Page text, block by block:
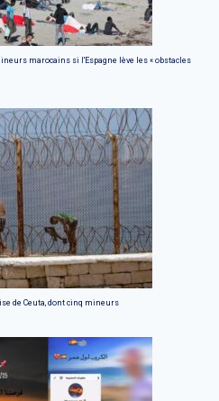
marocains si l'Espagne lève les « obstacles
de Ceuta, dont cinq mineurs